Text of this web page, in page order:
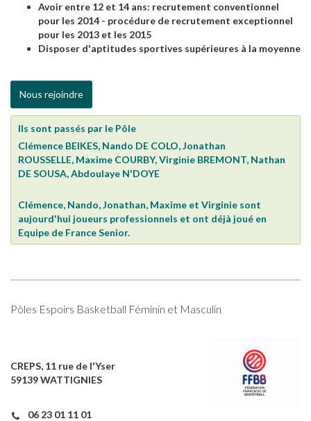
Avoir entre 12 et 14 ans: recrutement conventionnel
pour les 2014 - procédure de recrutement exceptionnel
pour les 2013 et les 2015
Disposer d'aptitudes sportives supérieures à la moyenne
Nous rejoindre
Ils sont passés par le Pôle
Clémence BEIKES, Nando DE COLO, Jonathan
ROUSSELLE, Maxime COURBY, Virginie BREMONT, Nathan
DE SOUSA, Abdoulaye N'DOYE
Clémence, Nando, Jonathan, Maxime et Virginie sont
aujourd'hui joueurs professionnels et ont déjà joué en
Equipe de France Senior.
Pôles Espoirs Basketball Féminin et Masculin
CREPS, 11 rue de l'Yser
59139 WATTIGNIES
06 23 01 11 01